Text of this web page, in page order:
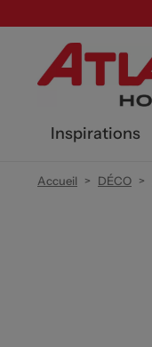
Inspirations
Accueil DÉCO